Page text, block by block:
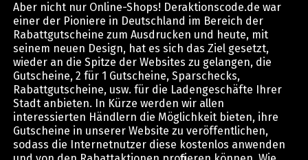
Aber nicht nur Online-Shops! Deraktionscode.de war
einer der Pioniere in Deutschland im Bereich der
Rabattgutscheine zum Ausdrucken und heute, mit
seinem neuen Design, hat es sich das Ziel gesetzt,
wieder an die Spitze der Websites zu gelangen, die
Gutscheine, 2 für 1 Gutscheine, Sparschecks,
Rabattgutscheine, usw. für die Ladengeschäfte Ihrer
Stadt anbieten. In Kürze werden wir allen
interessierten Händlern die Möglichkeit bieten, ihre
Gutscheine in unserer Website zu veröffentlichen,
sodass die Internetnutzer diese kostenlos anwenden